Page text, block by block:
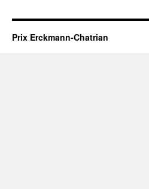
Prix Erckmann-Chatrian